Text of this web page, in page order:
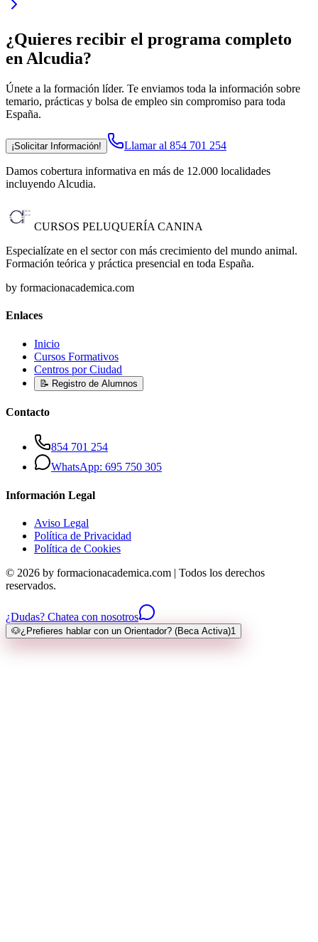
¿Quieres recibir el programa completo
en Alcudia?
Únete a la formación líder. Te enviamos toda la información sobre
temario, prácticas y bolsa de empleo sin compromiso para toda
España.
¡Solicitar Información! Llamar al 854 701 254
Damos cobertura informativa en más de 12.000 localidades
incluyendo Alcudia.
CURSOS PELUQUERÍA CANINA
Especialízate en el sector con más crecimiento del mundo animal.
Formación teórica y práctica presencial en toda España.
by formacionacademica.com
Enlaces
Inicio
Cursos Formativos
Centros por Ciudad
📝 Registro de Alumnos
Contacto
854 701 254
WhatsApp: 695 750 305
Información Legal
Aviso Legal
Política de Privacidad
Política de Cookies
© 2026 by formacionacademica.com | Todos los derechos
reservados.
¿Dudas? Chatea con nosotros
🐶¿Prefieres hablar con un Orientador? (Beca Activa)1